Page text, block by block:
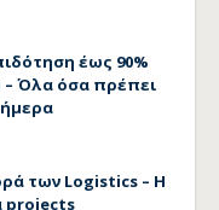
έως 90%
– Όλα όσα πρέπει
των Logistics – Η
projects